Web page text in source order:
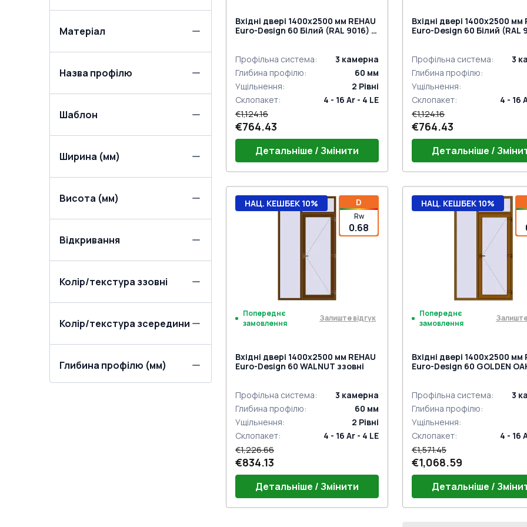
Матеріал
Назва профілю
Шаблон
Ширина (мм)
Висота (мм)
Відкривання
Колір/текстура ззовні
Колір/текстура зсередини
Глибина профілю (мм)
Вхідні двері 1400x2500 мм REHAU
Euro-Design 60 Білий (RAL 9016) з
Профільна система: 3 камерна
Глибина профілю: 60 мм
Ущільнення: 2 Рівні
Склопакет:
4 - 16 Ar - 4 LE
€1,124.16
€764.43
Детальніше / Змінити
Профіль Н-1
(E60;BrD;Synego;Geneo;Artevo)
Пластина 70*6
(E60;BrD;Synego;Geneo;Artevo)
Дверний гарнітур VICTORY MEDOS
Дверна петля Європа MEDOS
Jocker біла (E60;BrD)
Замок на три точки (SECURY) під
Вхідні двері 1400x2500 мм
Euro-Design 60 Білий (RAL
Профільна система: 3
Глибина профілю:
Ущільнення:
Склопакет:
4 - 16
€1,124.16
€764.43
Детальніше /
Профіль Н-1
Пластина 70*6
Дверний гарнітур
Дверна петля Європа
Jocker біла (E60;BrD)
Замок на три точки
D
Rw
0.68
НАЦ. КЕШБЕК 10%
Попереднє
замовлення
Залиште відгук
Вхідні двері 1400x2500 мм REHAU
Euro-Design 60 WALNUT ззовні
Профільна система: 3 камерна
Глибина профілю: 60 мм
Ущільнення: 2 Рівні
Склопакет:
4 - 16 Ar - 4 LE
€1,226.66
€834.13
Детальніше / Змінити
НАЦ. КЕШБЕК 10%
Попереднє
замовлення
Вхідні двері 1400x2500 мм
Euro-Design 60 GOLDEN
Профільна система: 3
Глибина профілю:
Ущільнення:
Склопакет:
4 - 16
€1,571.45
€1,068.59
Детальніше /